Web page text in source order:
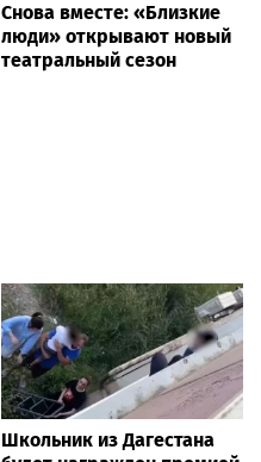
Снова вместе: «Близкие
люди» открывают новый
театральный сезон
Школьник из Дагестана